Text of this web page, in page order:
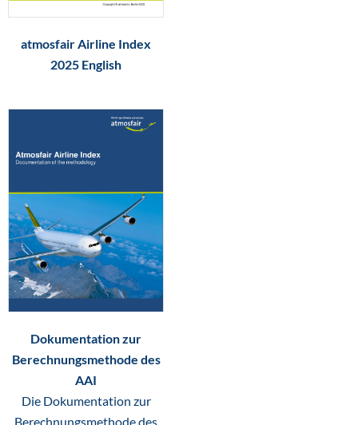
atmosfair Airline Index
2025 English
Dokumentation zur
Berechnungsmethode des
AAI
Die Dokumentation zur
Berechnungsmethode des